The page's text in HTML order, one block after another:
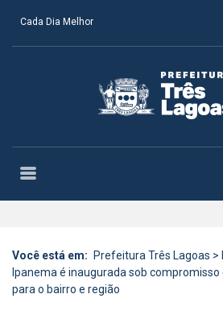
Cada Dia Melhor
Você está em: Prefeitura Três Lagoas >
Ipanema é inaugurada sob
para o bairro e região